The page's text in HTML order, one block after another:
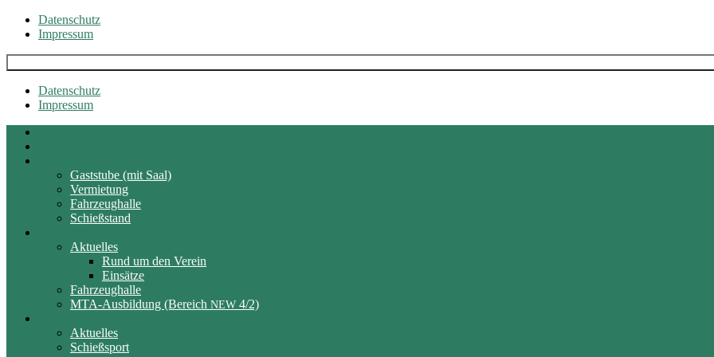
Skip
Datenschutz
Impressum
Datenschutz
Impressum
Gaststube (mit Saal)
Vermietung
Fahrzeughalle
Schießstand
Aktuelles
Rund um den Verein
Einsätze
Fahrzeughalle
MTA-Ausbildung (Bereich NEW 4/2)
Aktuelles
Schießsport